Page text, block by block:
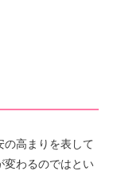
の高まりを表して
変わるのではとい